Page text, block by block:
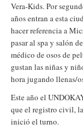
Vera-Kids. Por
años entran a esta
hacer referencia a
pasar al spa y salón
médico de osos de
gustan las niñas y
hora jugando llenas/
Este año el
que el registro civil,
inició el turno.